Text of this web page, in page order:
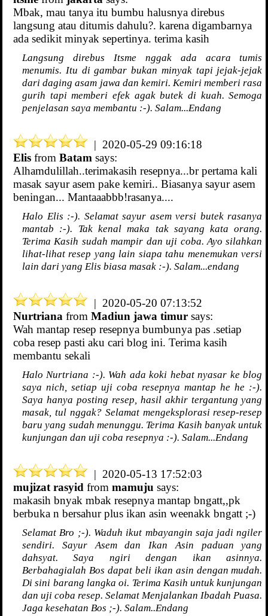
Mbak, mau tanya itu bumbu halusnya direbus
langsung atau ditumis dahulu?. karena digambarnya
ada sedikit minyak sepertinya. terima kasih
Langsung direbus Itsme nggak ada acara tumis
menumis. Itu di gambar bukan minyak tapi jejak-jejak
dari daging asam jawa dan kemiri. Kemiri memberi rasa
gurih tapi memberi efek agak butek di kuah. Semoga
penjelasan saya membantu :-). Salam...Endang
| 2020-05-29 09:16:18
Elis from Batam says:
Alhamdulillah..terimakasih resepnya...br pertama kali
masak sayur asem pake kemiri.. Biasanya sayur asem
beningan... Mantaaabbb!rasanya....
Halo Elis :-). Selamat sayur asem versi butek rasanya
mantab :-). Tak kenal maka tak sayang kata orang.
Terima Kasih sudah mampir dan uji coba. Ayo silahkan
lihat-lihat resep yang lain siapa tahu menemukan versi
lain dari yang Elis biasa masak :-). Salam...endang
| 2020-05-20 07:13:52
Nurtriana from Madiun jawa timur says:
Wah mantap resep resepnya bumbunya pas .setiap
coba resep pasti aku cari blog ini. Terima kasih
membantu sekali
Halo Nurtriana :-). Wah ada koki hebat nyasar ke blog
saya nich, setiap uji coba resepnya mantap he he :-).
Saya hanya posting resep, hasil akhir tergantung yang
masak, tul nggak? Selamat mengeksplorasi resep-resep
baru yang sudah menunggu. Terima Kasih banyak untuk
kunjungan dan uji coba resepnya :-). Salam...Endang
| 2020-05-13 17:52:03
mujizat rasyid from mamuju says:
makasih bnyak mbak resepnya mantap bngatt,,pk
berbuka n bersahur plus ikan asin weenakk bngatt ;-)
Selamat Bro ;-). Waduh ikut mbayangin saja jadi ngiler
sendiri. Sayur Asem dan Ikan Asin paduan yang
dahsyat. Saya ngiri dengan ikan asinnya.
Berbahagialah Bos dapat beli ikan asin dengan mudah.
Di sini barang langka oi. Terima Kasih untuk kunjungan
dan uji coba resep. Selamat Menjalankan Ibadah Puasa.
Jaga kesehatan Bos ;-). Salam..Endang